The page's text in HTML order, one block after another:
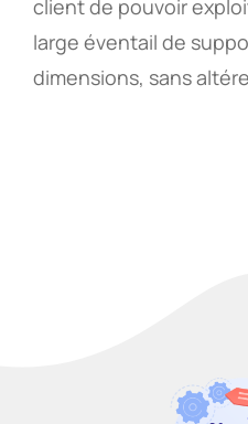
client de pouvoir
large éventail de
dimensions, sans